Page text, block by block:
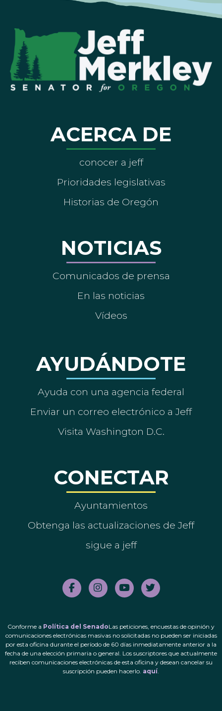
ACERCA DE
conocer a jeff
Prioridades legislativas
Historias de Oregón
NOTICIAS
Comunicados de prensa
En las noticias
Vídeos
AYUDÁNDOTE
Ayuda con una agencia federal
Enviar un correo electrónico a Jeff
Visita Washington D.C.
CONECTAR
Ayuntamientos
Obtenga las actualizaciones de Jeff
sigue a jeff
Conforme a Política del SenadoLas peticiones, encuestas de opinión y
comunicaciones electrónicas masivas no solicitadas no pueden ser iniciadas
por esta oficina durante el período de 60 días inmediatamente anterior a la
fecha de una elección primaria o general. Los suscriptores que actualmente
reciben comunicaciones electrónicas de esta oficina y desean cancelar su
suscripción pueden hacerlo. aquí